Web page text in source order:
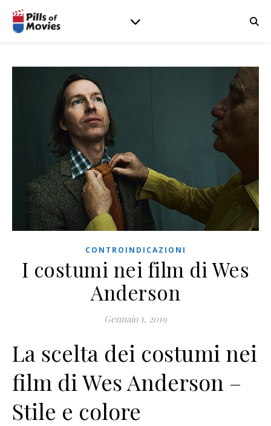
CONTROINDICAZIONI
I costumi nei film di Wes
Anderson
Gennaio 1, 2019
La scelta dei costumi nei
film di Wes Anderson –
Stile e colore